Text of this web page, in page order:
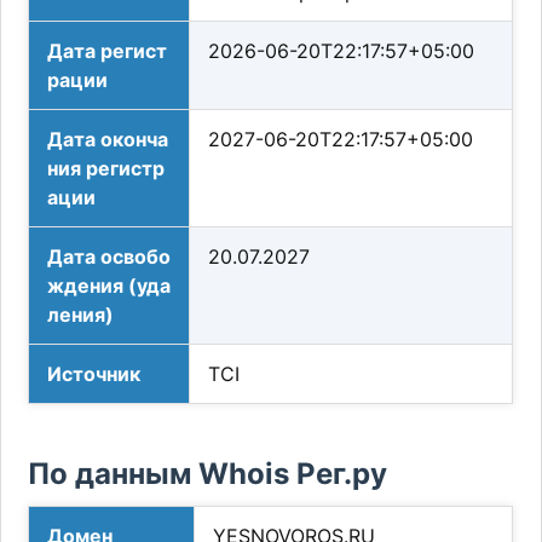
Дата регист
рации
2026-06-20T22:17:57+05:00
Дата оконча
ния регистр
ации
2027-06-20T22:17:57+05:00
Дата освобо
ждения (уда
ления)
20.07.2027
Источник TCI
По данным Whois Рег.ру
Домен YESNOVOROS.RU